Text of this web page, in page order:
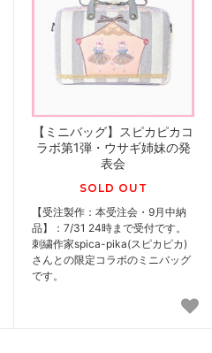
【ミニバッグ】スピカピカコ
ラボ第1弾・ウサギ姉妹の発
表会
SOLD OUT
【受注製作：本受注会・9月中納
品】：7/31 24時まで受付です。
刺繍作家spica-pika(スピカピカ)
さんとの限定コラボのミニバッグ
です。